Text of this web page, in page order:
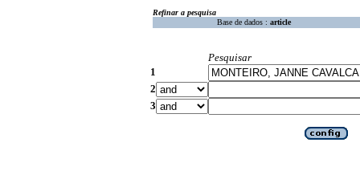
Refinar a pesquisa
Base de dados : article
Pesquisar
1
2
3